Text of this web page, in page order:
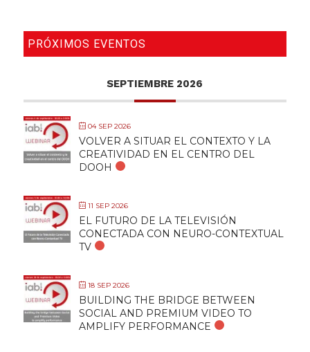
PRÓXIMOS EVENTOS
SEPTIEMBRE 2026
04 SEP 2026
VOLVER A SITUAR EL CONTEXTO Y LA
CREATIVIDAD EN EL CENTRO DEL
DOOH
11 SEP 2026
EL FUTURO DE LA TELEVISIÓN
CONECTADA CON NEURO-CONTEXTUAL
TV
18 SEP 2026
BUILDING THE BRIDGE BETWEEN
SOCIAL AND PREMIUM VIDEO TO
AMPLIFY PERFORMANCE